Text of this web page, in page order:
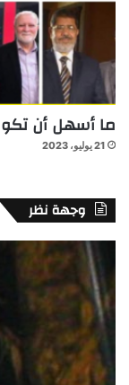
ما أسهل أن
21 يوليو، 2023
وجهة نظر